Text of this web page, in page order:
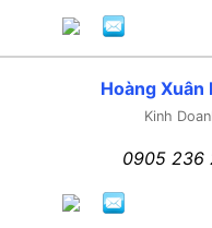
Hoàng Xuân
Kinh
0905 236